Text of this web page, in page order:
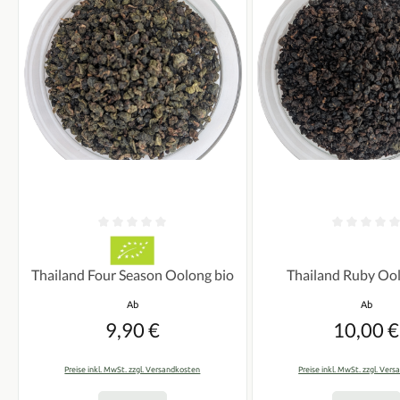
Durchschnittliche Bewertung von 0 von 5 Sternen
Thailand Four Season Oolong bio
Regulärer Preis:
Ab
9,90 €
Preise inkl. MwSt. zzgl. Versandkosten
Thailand Ruby
Ab
10,00 €
Preise inkl. MwSt. zzgl.